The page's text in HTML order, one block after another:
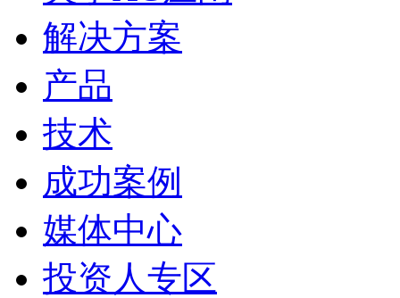
解决方案
产品
技术
成功案例
媒体中心
投资人专区